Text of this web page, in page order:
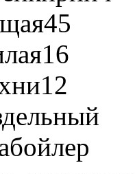
45
16
12
бойлер